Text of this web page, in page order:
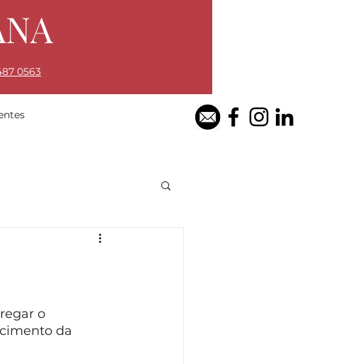
0563
o
da